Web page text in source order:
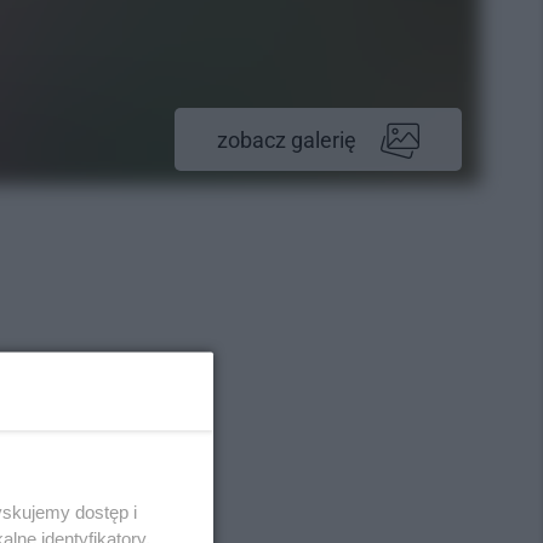
zobacz galerię
dostęp i
identyfikatory,